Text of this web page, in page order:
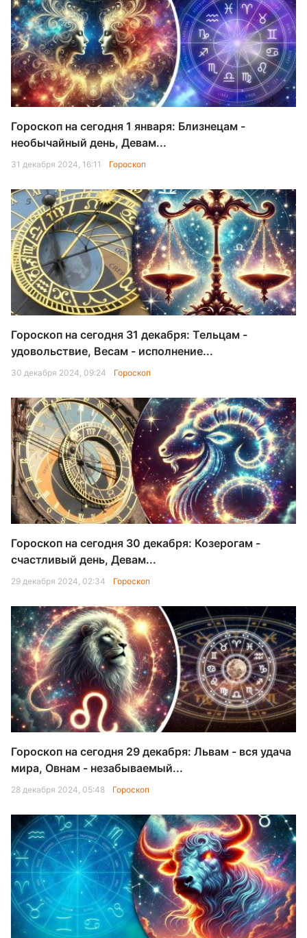
Гороскоп на сегодня 1 января: Близнецам -
необычайный день, Девам...
31 декабря 2024, 16:11 Гороскоп
Гороскоп на сегодня 31 декабря: Тельцам -
удовольствие, Весам - исполнение...
30 декабря 2024, 09:24 Гороскоп
Гороскоп на сегодня 30 декабря: Козерогам -
счастливый день, Девам...
29 декабря 2024, 02:34 Гороскоп
Гороскоп на сегодня 29 декабря: Львам - вся удача
мира, Овнам - незабываемый...
28 декабря 2024, 05:48 Гороскоп